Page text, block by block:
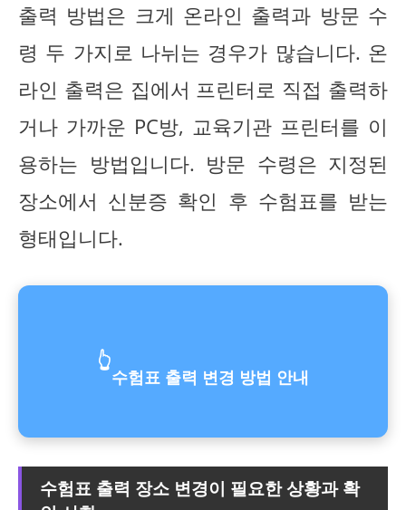
출력 방법은 크게 온라인 출력과 방문 수
령 두 가지로 나뉘는 경우가 많습니다. 온
라인 출력은 집에서 프린터로 직접 출력하
거나 가까운 PC방, 교육기관 프린터를 이
용하는 방법입니다. 방문 수령은 지정된
장소에서 신분증 확인 후 수험표를 받는
형태입니다.
👆
수험표 출력 변경 방법 안내
수험표 출력 장소 변경이 필요한 상황과 확